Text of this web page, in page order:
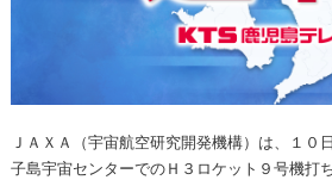
ＪＡＸＡ（宇宙航空研究開発機構）は、１０
子島宇宙センターでのＨ３ロケット９号機打